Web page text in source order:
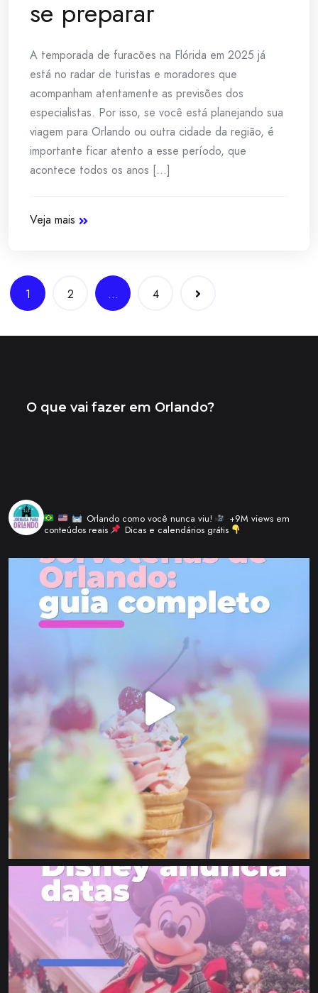
se preparar
A temporada de furacões na Flórida em 2025 já
está no radar de turistas e moradores que
acompanham atentamente as previsões dos
especialistas. Por isso, se você está planejando sua
viagem para Orlando ou outra cidade da região, é
importante ficar atento a esse período, que
acontece todos os anos [...]
Veja mais
Navegação
de
1 2 … 4
Orlando como você nunca viu!
+9M views em
conteúdos reais
Dicas e calendários grátis